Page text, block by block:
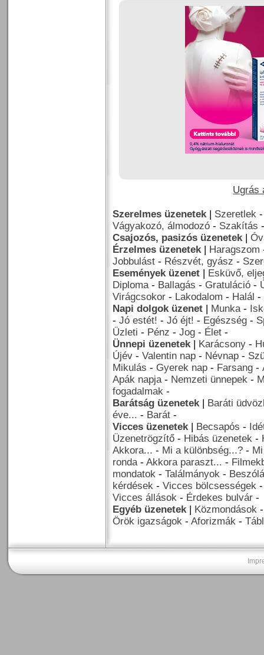
Ugrás
Szerelmes üzenetek| Szeretlek
Vágyakozó, álmodozó - Szakítás
Csajozós, pasizós üzenetek|
Érzelmes üzenetek| Haragszom
Jobbulást - Részvét, gyász -
Események üzenet | Esküvő,
Diploma- Ballagás - Gratuláció -
Virágcsokor - Lakodalom - Halál -
Napi dolgok üzenet | Munka-
- Jó estét! - Jó éjt! - Egészség -
Üzleti - Pénz - Jog - Élet -
Ünnepi üzenetek| Karácsony -
Újév - Valentin nap - Névnap -
Mikulás - Gyerek nap - Farsang -
Apák napja- Nemzeti ünnepek -
fogadalmak -
Barátság üzenetek| Baráti
éve... - Barát -
Vicces üzenetek| Becsapós -
Üzenetrögzítő - Hibás üzenetek -
Akkora... - Mi a különbség...? -
ronda- Akkora paraszt... -
mondatok - Találmányok -
kérdések - Vicces bölcsességek
Vicces állások - Érdekes bulvár -
Egyéb üzenetek| Közmondások
Örök igazságok - Aforizmák -